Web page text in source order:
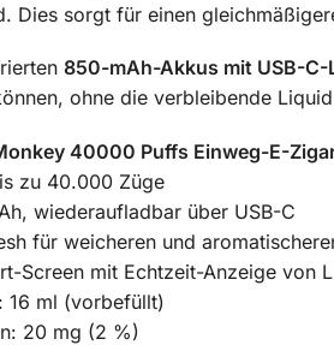
Dies sorgt für einen
850-mAh-Akkus mit USB-
ohne die verbleibende
40000 Puffs Einweg-E-
zu 40.000 Züge
wiederaufladbar über USB-C
für weicheren und
Screen mit Echtzeit-Anzeige von
16 ml (vorbefüllt)
20 mg (2 %)